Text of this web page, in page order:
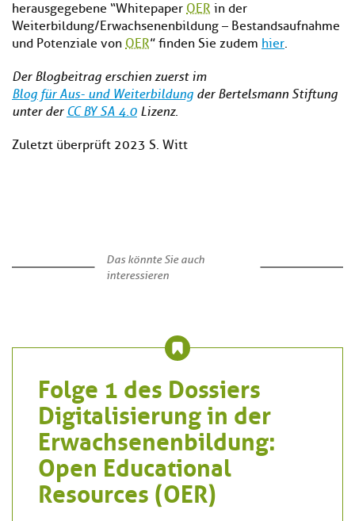
herausgegebene “Whitepaper OER in der
Weiterbildung/Erwachsenenbildung – Bestandsaufnahme
und Potenziale von OER” finden Sie zudem hier.
Der Blogbeitrag erschien zuerst im
Blog für Aus- und Weiterbildung der Bertelsmann Stiftung
unter der CC BY SA 4.0 Lizenz.
Zuletzt überprüft 2023 S. Witt
Das könnte Sie auch
interessieren
Folge 1 des Dossiers
Digitalisierung in der
Erwachsenenbildung:
Open Educational
Resources (OER)